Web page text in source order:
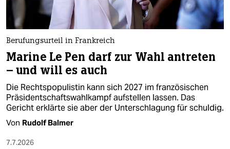
Berufungsurteil in Frankreich
Marine Le Pen darf zur Wahl antreten
– und will es auch
Die Rechtspopulistin kann sich 2027 im französischen
Präsidentschaftswahlkampf aufstellen lassen. Das
Gericht erklärte sie aber der Unterschlagung für schuldig.
Von Rudolf Balmer
7.7.2026